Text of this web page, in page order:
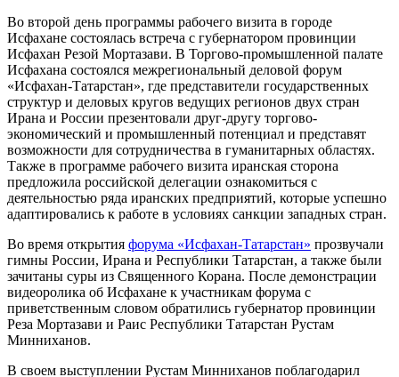
Во второй день программы рабочего визита в городе
Исфахане состоялась встреча с губернатором провинции
Исфахан Резой Мортазави. В Торгово-промышленной палате
Исфахана состоялся межрегиональный деловой форум
«Исфахан-Татарстан», где представители государственных
структур и деловых кругов ведущих регионов двух стран
Ирана и России презентовали друг-другу торгово-
экономический и промышленный потенциал и представят
возможности для сотрудничества в гуманитарных областях.
Также в программе рабочего визита иранская сторона
предложила российской делегации ознакомиться с
деятельностью ряда иранских предприятий, которые успешно
адаптировались к работе в условиях санкции западных стран.
Во время открытия форума «Исфахан-Татарстан» прозвучали
гимны России, Ирана и Республики Татарстан, а также были
зачитаны суры из Священного Корана. После демонстрации
видеоролика об Исфахане к участникам форума с
приветственным словом обратились губернатор провинции
Реза Мортазави и Раис Республики Татарстан Рустам
Минниханов.
В своем выступлении Рустам Минниханов поблагодарил